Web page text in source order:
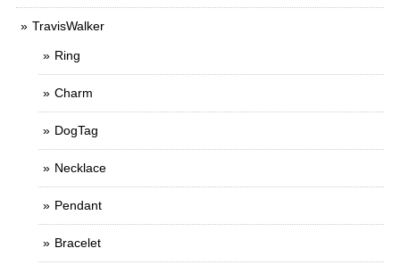
TravisWalker
Ring
Charm
DogTag
Necklace
Pendant
Bracelet